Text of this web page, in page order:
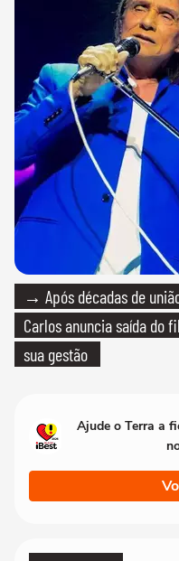
→ Após décadas de
Carlos anuncia saída do
sua gestão
Ajude o Terra a